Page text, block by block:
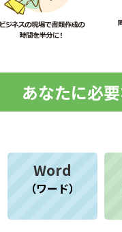
あなたに必
Word
（ワード）